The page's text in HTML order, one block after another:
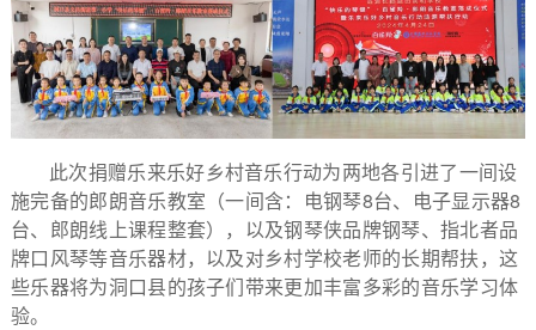
此次捐赠乐来乐好乡村音乐行动为两地各引进了一间设
施完备的郎朗音乐教室（一间含：电钢琴8台、电子显示器8
台、郎朗线上课程整套），以及钢琴侠品牌钢琴、指北者品
牌口风琴等音乐器材，以及对乡村学校老师的长期帮扶，这
些乐器将为洞口县的孩子们带来更加丰富多彩的音乐学习体
验。